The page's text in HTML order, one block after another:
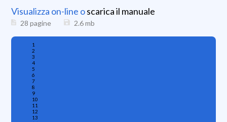
Visualizza on-line oscarica il manuale
28 pagine 2.6mb
1
2
3
4
5
6
7
8
9
10
11
12
13